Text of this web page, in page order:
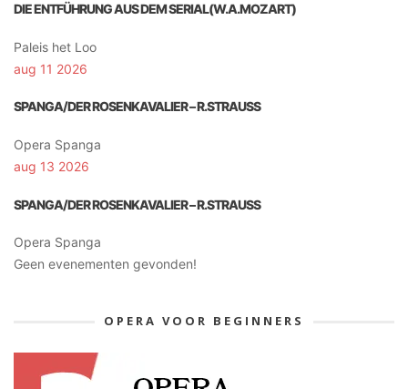
DIE ENTFÜHRUNG AUS DEM SERIAL(W.A.MOZART)
Paleis het Loo
aug 11 2026
SPANGA/DER ROSENKAVALIER – R.STRAUSS
Opera Spanga
aug 13 2026
SPANGA/DER ROSENKAVALIER – R.STRAUSS
Opera Spanga
Geen evenementen gevonden!
OPERA VOOR BEGINNERS